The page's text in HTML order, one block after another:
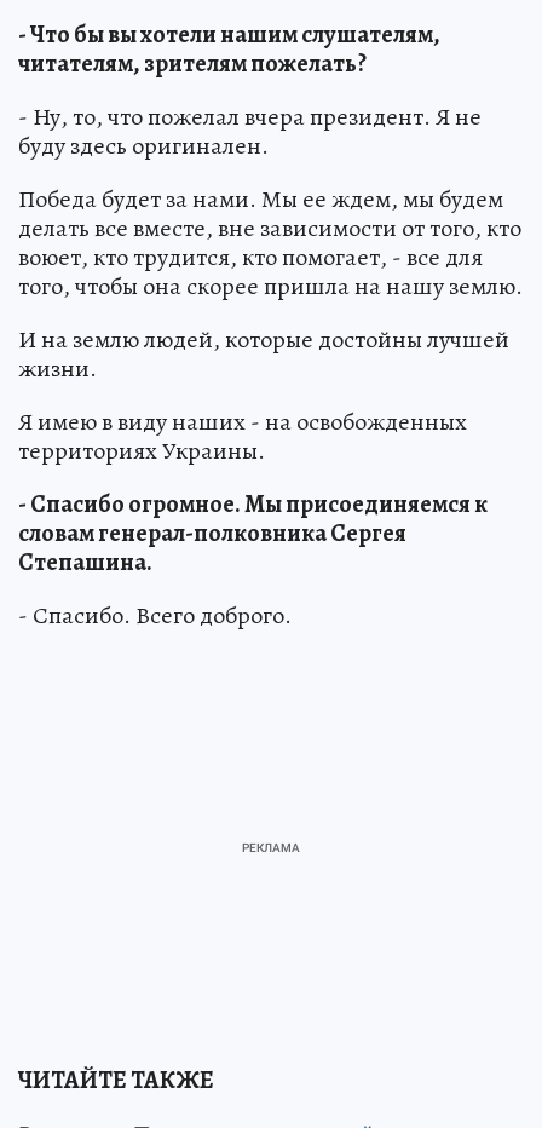
- Что бы вы хотели нашим слушателям,
читателям, зрителям пожелать?
- Ну, то, что пожелал вчера президент. Я не
буду здесь оригинален.
Победа будет за нами. Мы ее ждем, мы будем
делать все вместе, вне зависимости от того, кто
воюет, кто трудится, кто помогает, - все для
того, чтобы она скорее пришла на нашу землю.
И на землю людей, которые достойны лучшей
жизни.
Я имею в виду наших - на освобожденных
территориях Украины.
- Спасибо огромное. Мы присоединяемся к
словам генерал-полковника Сергея
Степашина.
- Спасибо. Всего доброго.
ЧИТАЙТЕ ТАКЖЕ